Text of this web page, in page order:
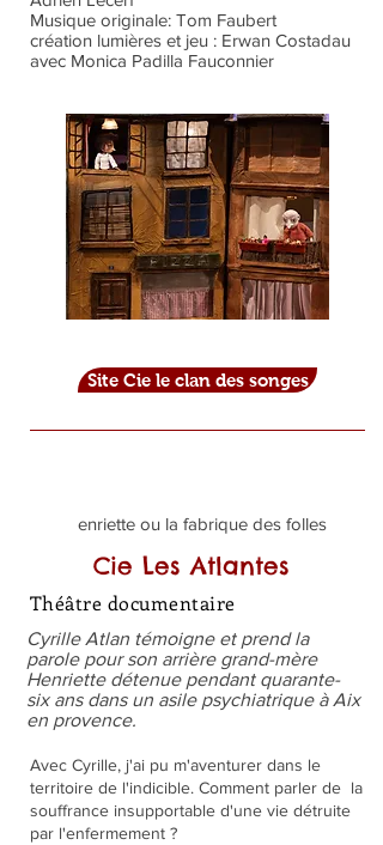
Musique originale: Tom Faubert
création lumières et jeu : Erwan Costadau
avec Monica Padilla Fauconnier
Site Cie le clan des songes
enriette ou la fabrique des folles
Cie Les Atlantes
Théâtre documentaire
Cyrille Atlan témoigne et prend la
parole pour son arrière grand-mère
Henriette détenue pendant quarante-
six ans dans un asile psychiatrique à Aix
en provence.
Avec Cyrille, j'ai pu m'aventurer dans le
territoire de l'indicible. Comment parler de la
souffrance insupportable d'une vie détruite
par l'enfermement ?